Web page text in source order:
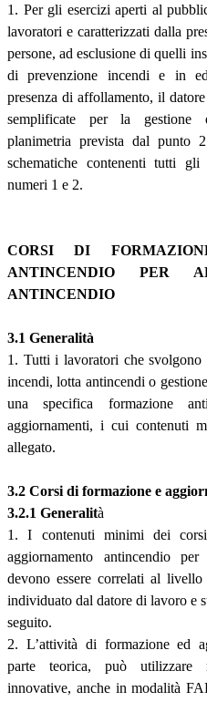
1. Per gli esercizi aperti al
lavoratori e caratterizzati dalla
persone, ad esclusione di quelli
di prevenzione incendi e in
presenza di affollamento, il
semplificate per la gestione
planimetria prevista dal punto
schematiche contenenti tutti
numeri 1 e 2.
CORSI DI
ANTINCENDIO PER
ANTINCENDIO
3.1 Generalità
1. Tutti i lavoratori che
incendi, lotta antincendi o
una specifica formazione
aggiornamenti, i cui contenuti
allegato.
3.2 Corsi di formazione e
3.2.1 Generalità
1. I contenuti minimi dei
aggiornamento antincendio
devono essere correlati al
individuato dal datore di lavoro e
seguito.
2. L’attività di formazione ed
parte teorica, può utilizzare
innovative, anche in modalità